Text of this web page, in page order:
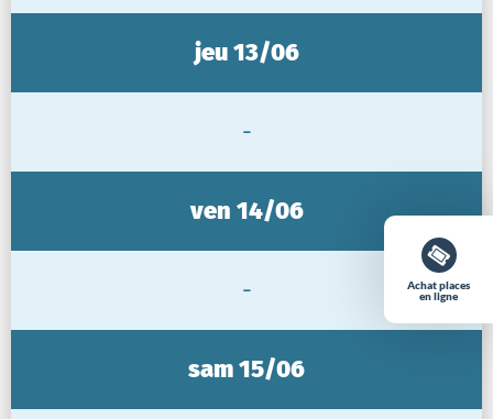
Achat places
en ligne
jeu 13/06
-
ven 14/06
-
sam 15/06